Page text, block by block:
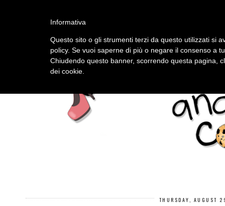
THURSDAY, AUGUST
Informativa
Questo sito o gli strumenti terzi da questo utilizzati si
policy. Se vuoi saperne di più o negare il consenso a
Chiudendo questo banner, scorrendo questa pagina,
dei cookie.